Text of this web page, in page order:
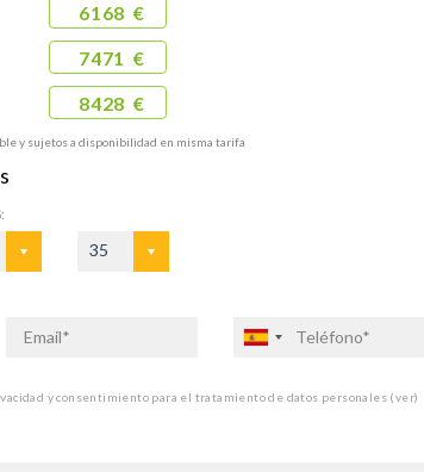
6168 €
7471 €
8428 €
y sujetos a disponibilidad en misma tarifa
35
y consentimiento para el tratamiento de datos personales (ver)